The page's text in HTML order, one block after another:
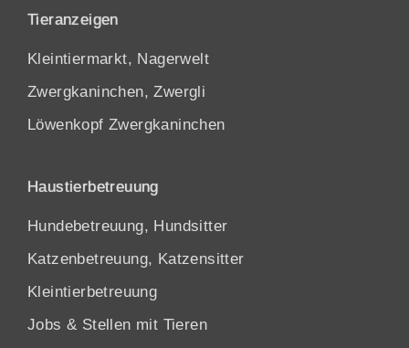
Tieranzeigen
Kleintiermarkt, Nagerwelt
Zwergkaninchen, Zwergli
Löwenkopf Zwergkaninchen
Haustierbetreuung
Hundebetreuung, Hundsitter
Katzenbetreuung, Katzensitter
Kleintierbetreuung
Jobs & Stellen mit Tieren